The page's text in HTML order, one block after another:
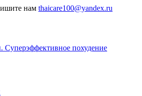
нам thaicare100@yandex.ru
похудение